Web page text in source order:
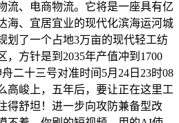
流、电商物流。它将是一座具有亿
海、宜居宜业的现代化滨海运河城
划了一个占地3万亩的现代轻工纺
，方针是到2035年产值冲到1700
二十三号对准时间5月24日23时08
高峻上，五年后，要让正在这里工
得舒坦！进一步向攻防兼备型改